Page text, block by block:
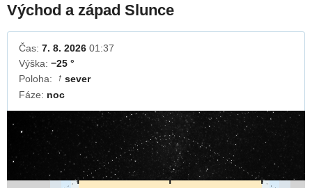
Východ a západ Slunce
Čas: 7. 8. 2026 01:37
Výška: −25 °
Poloha:
↓ sever
Fáze: noc